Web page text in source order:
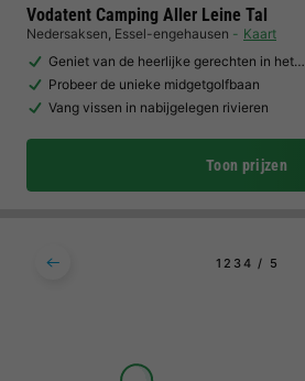
Vodatent Camping Aller Leine Tal
Nedersaksen, Essel-engehausen
Kaart
Geniet van de heerlijke gerechten in het…
Probeer de unieke midgetgolfbaan
Vang vissen in nabijgelegen rivieren
Toon prijzen
1 2 34 5